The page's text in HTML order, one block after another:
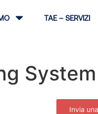
TAE – SERVIZI
System
Invia